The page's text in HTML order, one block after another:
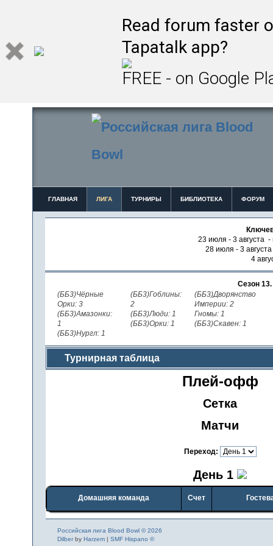
Read forum faster
Tapatalk app?
FREE - on Google
ГЛАВНАЯ ЛИГА ТУРНИРЫ БИБЛИОТЕКА ФОРУМ
23 июля - 3 августа -
28 июля - 3
4
Сезон 13.
(ББ3)Чёрные
Орки: 3
(ББ3)Амазонки:
1
(ББ3)Нургл: 1
(ББ3)Гоблины:
2
(ББ3)Люди: 1
(ББ3)Орки: 1
(ББ3)Дворянство
Империи: 2
Гномы: 1
(ББ3)Скавен: 1
Турнирная таблица
Плей-офф
Сетка
Матчи
Переход:
День 1
Домашняя команда Счет
Российская лига Blood Bowl © 2026
Dilberby Harzem| SMF Hispano ©